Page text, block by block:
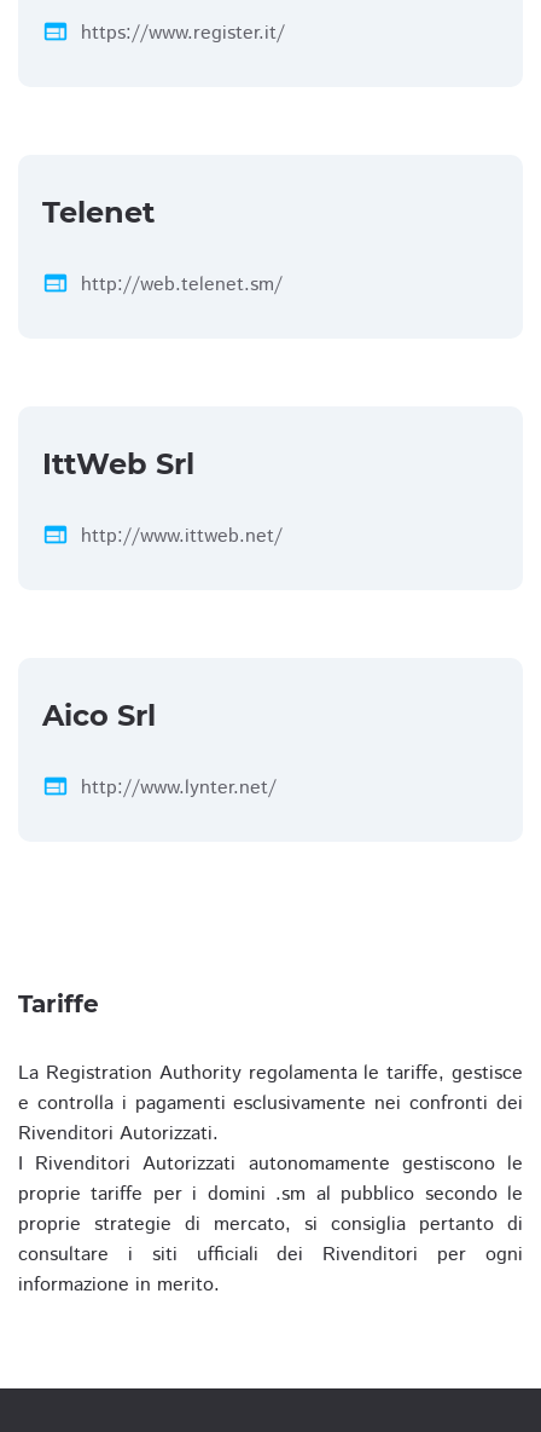
web https://www.register.it/
Telenet
web http://web.telenet.sm/
IttWeb Srl
web http://www.ittweb.net/
Aico Srl
web http://www.lynter.net/
Tariffe
La Registration Authority regolamenta le tariffe, gestisce
e controlla i pagamenti esclusivamente nei confronti dei
Rivenditori Autorizzati.
I Rivenditori Autorizzati autonomamente gestiscono le
proprie tariffe per i domini .sm al pubblico secondo le
proprie strategie di mercato, si consiglia pertanto di
consultare i siti ufficiali dei Rivenditori per ogni
informazione in merito.